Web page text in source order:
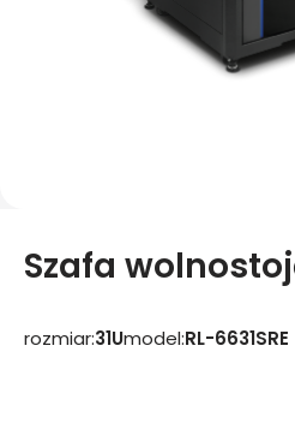
Szafa
rozmiar:31Umodel:RL-6631SRE